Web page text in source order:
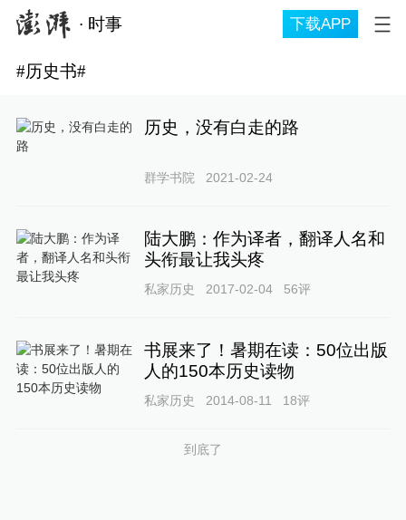
∙ 时事 下载APP
#历史书#
历史，没有白走的路
群学书院 2021-02-24
陆大鹏：作为译者，翻译人名和
头衔最让我头疼
私家历史 2017-02-04 56评
书展来了！暑期在读：50位出版
人的150本历史读物
私家历史 2014-08-11 18评
到底了